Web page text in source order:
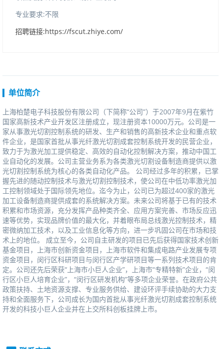
专业要求:不限
招聘链接:https://fscut.zhiye.com/
单位简介
上海柏楚电子科技股份有限公司（下简称“公司”）于2007年9月在紫竹
国家高新技术产业开发区注册成立，现注册资本10000万元。公司是一
家从事激光切割控制系统的研发、生产和销售的高新技术企业和重点软
件企业，是国家首批从事光纤激光切割成套控制系统开发的民营企业，
致力于为激光加工提供稳定、高效的自动化控制解决方案，推动中国工
业自动化的发展。公司主营业务系为各类激光切割设备制造商提供以激
光切割控制系统为核心的各类自动化产品。公司经过多年的积累，已掌
握先进的随动控制技术与激光切割控制技术，使公司在中低功率激光加
工控制领域处于国际领先地位。迄今为止，公司已为超过400家的激光
加工设备制造商提供成套的系统解决方案。未来公司将基于已有的技术
积累和市场资源，充分发挥产品种类齐全、应用方案完善、市场反应迅
速等优势，实现品牌价值的最大化，并着眼布局总线激光控制技术，精
密微纳加工技术，以及工业信息化等方向，进一步巩固公司在市场和技
术上的地位。成立至今，公司自主研发的项目已先后获得国家技术创新
基金项目，上海市创新资金项目，上海市软件和集成电路产业发展专项
资金项目，闵行区科研项目与闵行区产学研项目等一系列技术项目的肯
定。公司还先后荣获“上海市小巨人企业”，上海市“专精特新”企业，“闵
行区小巨人培育企业”，“闵行区研发机构”等多项企业荣誉。在政府公共
政策扶持、土地资源支撑、专业服务供给、建设环评手续协助的大力支
持和全面服务下，公司成长为国内首批从事光纤激光切割成套控制系统
开发的科技小巨人企业并在上交所科创板挂牌上市。